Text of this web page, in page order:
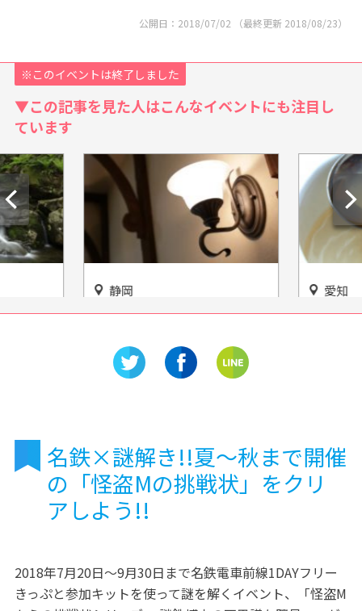
公開日： 2018/07/02 （最終更新 2018/08/23）
※このイベントは終了しました
▼この記事を見た人はこんなイベントにも注目し
ています
力満点
静岡
国の有形登録文化財にも登録
十嵐邸」
愛知
食事が
名鉄×謎解き!!夏～秋まで開催
の「怪盗Mの挑戦状」をクリ
アしよう!!
2018年7月20日～9月30日まで名鉄電車前線1DAYフリー
きっぷと参加キットを使って謎を解くイベント、「怪盗M